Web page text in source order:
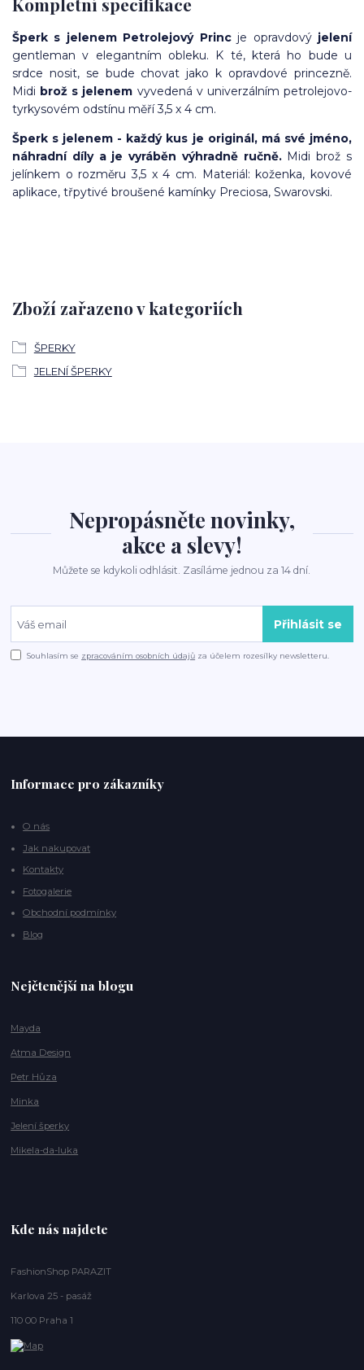
Šperk s jelenem Petrolejový Princje opravdový jelení
gentleman v elegantním obleku. K té, která ho bude u
srdce nosit, se bude chovat jako k opravdové princezně.
Midi brož s jelenem vyvedená v univerzálním petrolejovo-
tyrkysovém odstínu měří 3,5 x 4 cm.
Šperk s jelenem - každý kus je originál, má své jméno,
náhradní díly a je vyráběn výhradně ručně.Midi brož s
jelínkem o rozměru 3,5 x 4 cm. Materiál: koženka, kovové
aplikace, třpytivé broušené kamínky Preciosa, Swarovski.
Zboží zařazeno v kategoriích
ŠPERKY
JELENÍ ŠPERKY
Nepropásněte novinky,
akce a slevy!
Můžete se kdykoli odhlásit. Zasíláme jednou za 14 dní.
Přihlásit se
Souhlasím se zpracováním osobních údajů za účelem rozesílky newsletteru.
Informace pro zákazníky
O nás
Jak nakupovat
Kontakty
Fotogalerie
Obchodní podmínky
Blog
Nejčtenější na blogu
Mayda
Atma Design
Petr Hůza
Minka
Jelení šperky
Mikela-da-luka
Kde nás najdete
FashionShop PARAZIT
Karlova 25 - pasáž
110 00 Praha 1